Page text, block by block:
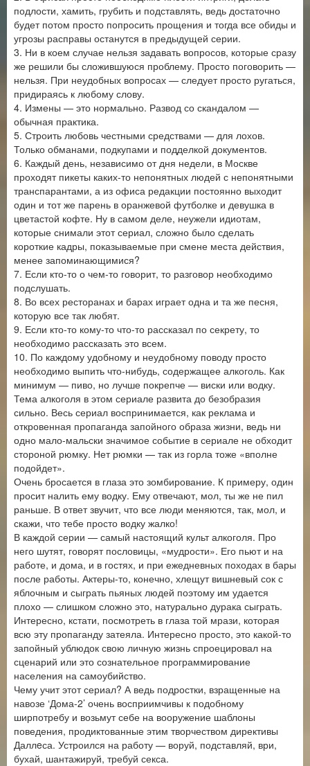
подлости, хамить, грубить и подставлять, ведь достаточно
будет потом просто попросить прощения и тогда все обиды и
угрозы расправы останутся в предыдущей серии.
3. Ни в коем случае нельзя задавать вопросов, которые сразу
же решили бы сложившуюся проблему. Просто поговорить —
нельзя. При неудобных вопросах — следует просто ругаться,
придираясь к любому слову.
4. Измены — это нормально. Развод со скандалом —
обычная практика.
5. Строить любовь честными средствами — для лохов.
Только обманами, подкупами и подделкой документов.
6. Каждый день, независимо от дня недели, в Москве
проходят пикеты каких-то непонятных людей с непонятными
транспарантами, а из офиса редакции постоянно выходит
один и тот же парень в оранжевой футболке и девушка в
цветастой кофте. Ну в самом деле, неужели идиотам,
которые снимали этот сериал, сложно было сделать
короткие кадры, показываемые при смене места действия,
менее запоминающимися?
7. Если кто-то о чем-то говорит, то разговор необходимо
подслушать.
8. Во всех ресторанах и барах играет одна и та же песня,
которую все так любят.
9. Если кто-то кому-то что-то рассказал по секрету, то
необходимо рассказать это всем.
10. По каждому удобному и неудобному поводу просто
необходимо выпить что-нибудь, содержащее алкоголь. Как
минимум — пиво, но лучше покрепче — виски или водку.
Тема алкоголя в этом сериале развита до безобразия
сильно. Весь сериал воспринимается, как реклама и
откровенная пропаганда запойного образа жизни, ведь ни
одно мало-мальски значимое событие в сериале не обходит
стороной рюмку. Нет рюмки — так из горла тоже «вполне
подойдет».
Очень бросается в глаза это зомбирование. К примеру, один
просит налить ему водку. Ему отвечают, мол, ты же не пил
раньше. В ответ звучит, что все люди меняются, так, мол, и
скажи, что тебе просто водку жалко!
В каждой серии — самый настоящий культ алкоголя. Про
него шутят, говорят пословицы, «мудрости». Его пьют и на
работе, и дома, и в гостях, и при ежедневных походах в бары
после работы. Актеры-то, конечно, хлещут вишневый сок с
яблочным и сыграть пьяных людей поэтому им удается
плохо — слишком сложно это, натурально дурака сыграть.
Интересно, кстати, посмотреть в глаза той мрази, которая
всю эту пропаганду затеяла. Интересно просто, это какой-то
запойный ублюдок свою личную жизнь спроецировал на
сценарий или это сознательное программирование
населения на самоубийство.
Чему учит этот сериал? А ведь подростки, взращенные на
навозе ‘Дома-2’ очень восприимчивы к подобному
ширпотребу и возьмут себе на вооружение шаблоны
поведения, продиктованные этим творчеством директивы
Даллeса. Устроился на работу — воруй, подставляй, ври,
бухай, шантажируй, требуй секса.